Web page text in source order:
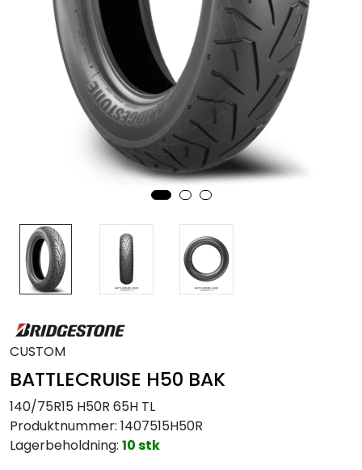
CUSTOM
BATTLECRUISE H50 BAK
140/75R15 H50R 65H TL
Produktnummer: 1407515H50R
Lagerbeholdning: 10 stk
Tilbudstorget